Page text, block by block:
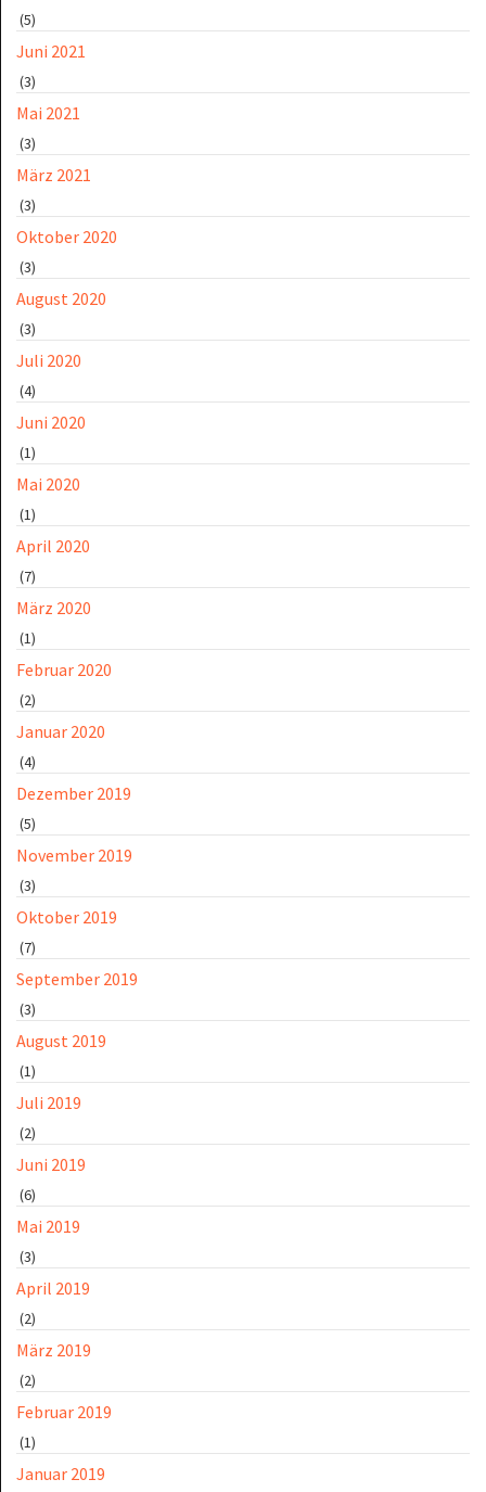
(5)
Juni 2021
(3)
Mai 2021
(3)
März 2021
(3)
Oktober 2020
(3)
August 2020
(3)
Juli 2020
(4)
Juni 2020
(1)
Mai 2020
(1)
April 2020
(7)
März 2020
(1)
Februar 2020
(2)
Januar 2020
(4)
Dezember 2019
(5)
November 2019
(3)
Oktober 2019
(7)
September 2019
(3)
August 2019
(1)
Juli 2019
(2)
Juni 2019
(6)
Mai 2019
(3)
April 2019
(2)
März 2019
(2)
Februar 2019
(1)
Januar 2019